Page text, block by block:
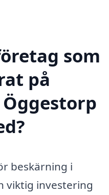
som
på
beskärning i
viktig investering